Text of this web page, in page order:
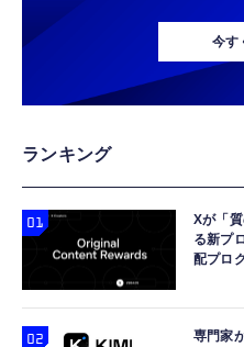
今す
ランキング
Xが「
る新プ
配プロ
専門家